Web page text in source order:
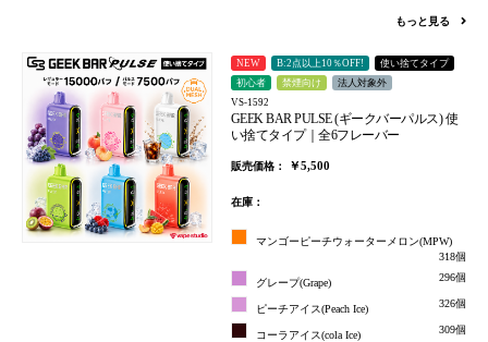
もっと見る
NEW B:2点以上10％OFF!
使い捨てタイプ
初心者
禁煙向け
法人対象外
VS-1592
GEEK BAR PULSE (ギークバーパルス) 使
い捨てタイプ｜全6フレーバー
販売価格： ￥5,500
在庫：
マンゴーピーチウォーターメロン(MPW)
318個
グレープ(Grape) 296個
ピーチアイス(Peach Ice) 326個
コーラアイス(cola Ice) 309個